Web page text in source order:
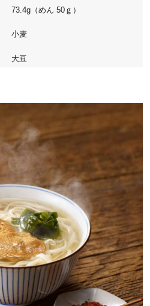
73.4g（めん 50ｇ）
小麦
大豆